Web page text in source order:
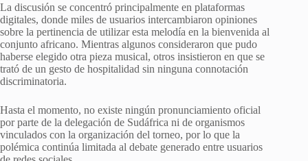
La discusión se concentró principalmente en plataformas
digitales, donde miles de usuarios intercambiaron opiniones
sobre la pertinencia de utilizar esta melodía en la bienvenida al
conjunto africano. Mientras algunos consideraron que pudo
haberse elegido otra pieza musical, otros insistieron en que se
trató de un gesto de hospitalidad sin ninguna connotación
discriminatoria.
Hasta el momento, no existe ningún pronunciamiento oficial
por parte de la delegación de Sudáfrica ni de organismos
vinculados con la organización del torneo, por lo que la
polémica continúa limitada al debate generado entre usuarios